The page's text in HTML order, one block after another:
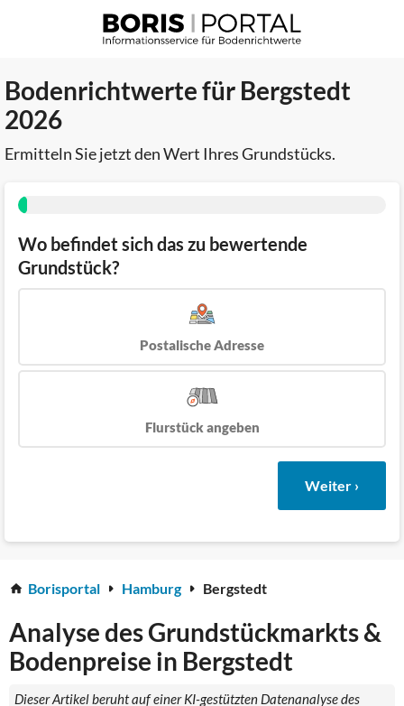
Bodenrichtwerte für Bergstedt
2026
Ermitteln Sie jetzt den Wert Ihres Grundstücks.
Wo befindet sich das zu bewertende
Grundstück?
Postalische Adresse
Flurstück angeben
Weiter ›
Borisportal Hamburg Bergstedt
Analyse des Grundstückmarkts &
Bodenpreise in Bergstedt
Dieser Artikel beruht auf einer KI-gestützten Datenanalyse des